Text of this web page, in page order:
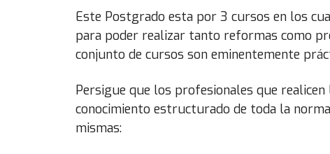
Este Postgrado esta por 3 cursos en los
para poder realizar tanto reformas como
conjunto de cursos son eminentemente
Persigue que los profesionales que
conocimiento estructurado de toda la
mismas: